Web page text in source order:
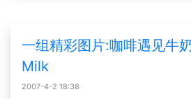
一组精彩图片:咖啡遇见牛
Milk
2007-4-2 18:38